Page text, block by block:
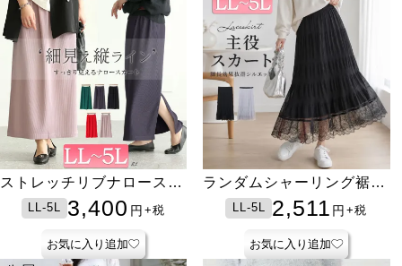
ストレッチリブナロースカ
ートLL-5L 3,400 円 +税
お気に入り追加
ランダムシャーリング裾レ
ーススカート
LL-5L 2,511 円 +税
お気に入り追加